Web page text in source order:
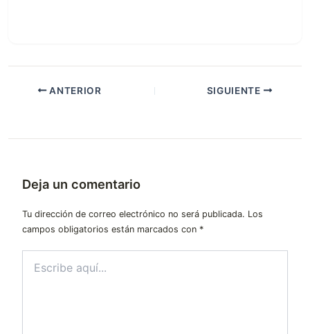
ANTERIOR SIGUIENTE
Deja un comentario
Tu dirección de correo electrónico no será publicada. Los
campos obligatorios están marcados con *
aquí...